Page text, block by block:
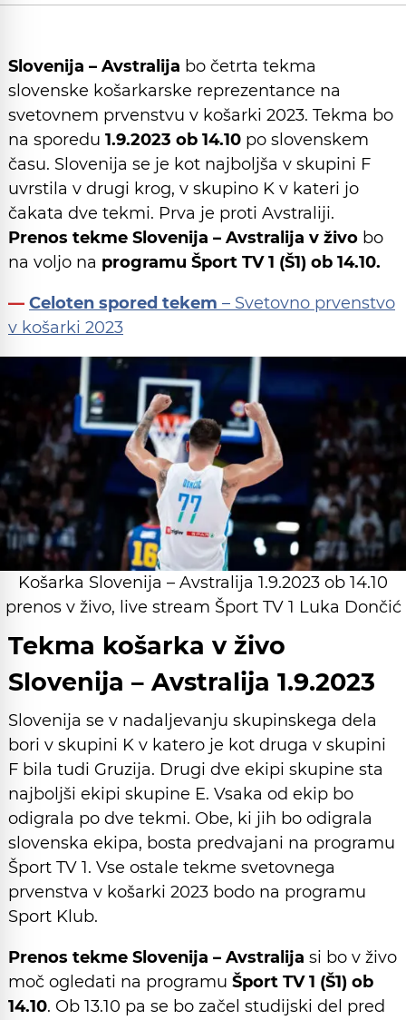
Slovenija – Avstralija bo četrta tekma
slovenske košarkarske reprezentance na
svetovnem prvenstvu v košarki 2023. Tekma bo
na sporedu 1.9.2023 ob 14.10 po slovenskem
času. Slovenija se je kot najboljša v skupini F
uvrstila v drugi krog, v skupino K v kateri jo
čakata dve tekmi. Prva je proti Avstraliji.
Prenos tekme Slovenija – Avstralija v živo bo
na voljo na programu Šport TV 1 (Š1) ob 14.10.
— Celoten spored tekem – Svetovno prvenstvo
v košarki 2023
Košarka Slovenija – Avstralija 1.9.2023 ob 14.10
prenos v živo, live stream Šport TV 1 Luka Dončić
Tekma košarka v živo
Slovenija – Avstralija 1.9.2023
Slovenija se v nadaljevanju skupinskega dela
bori v skupini K v katero je kot druga v skupini
F bila tudi Gruzija. Drugi dve ekipi skupine sta
najboljši ekipi skupine E. Vsaka od ekip bo
odigrala po dve tekmi. Obe, ki jih bo odigrala
slovenska ekipa, bosta predvajani na programu
Šport TV 1. Vse ostale tekme svetovnega
prvenstva v košarki 2023 bodo na programu
Sport Klub.
Prenos tekme Slovenija – Avstralija si bo v živo
moč ogledati na programu Šport TV 1 (Š1) ob
14.10. Ob 13.10 pa se bo začel studijski del pred